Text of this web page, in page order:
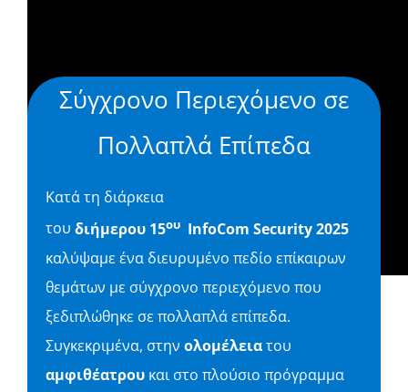
Σύγχρονο Περιεχόμενο σε
Πολλαπλά Επίπεδα
Κατά τη διάρκεια
του διήμερου 15ου InfoCom Security 2025
καλύψαμε ένα διευρυμένο πεδίο επίκαιρων
θεμάτων με σύγχρονο περιεχόμενο που
ξεδιπλώθηκε σε πολλαπλά επίπεδα.
Συγκεκριμένα, στην ολομέλειατου
αμφιθέατρου και στο πλούσιο πρόγραμμα